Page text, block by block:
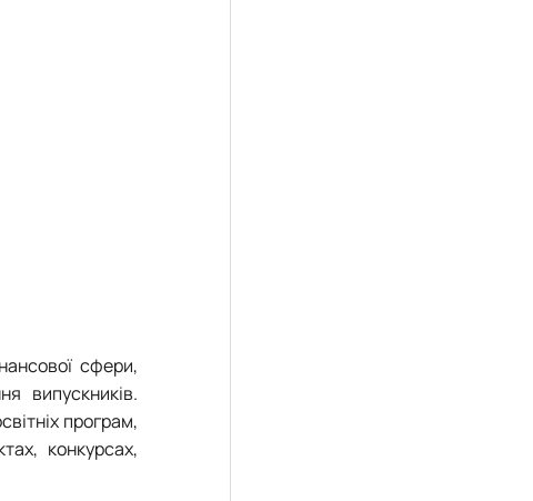
сфери,
випускників.
програм,
конкурсах,